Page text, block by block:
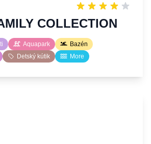
COLLECTION
Aquapark
Bazén
Detský kútik More